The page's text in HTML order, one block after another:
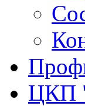
ЦКП